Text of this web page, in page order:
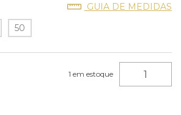
GUIA DE MEDIDAS
50
1 em estoque